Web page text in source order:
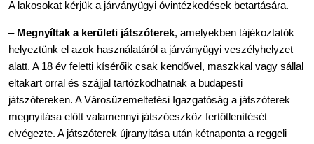
A lakosokat kérjük a járványügyi óvintézkedések betartására.
– Megnyíltak a kerületi játszóterek, amelyekben tájékoztatók
helyeztünk el azok használatáról a járványügyi veszélyhelyzet
alatt. A 18 év feletti kísérőik csak kendővel, maszkkal vagy sállal
eltakart orral és szájjal tartózkodhatnak a budapesti
játszótereken. A Városüzemeltetési Igazgatóság a játszóterek
megnyitása előtt valamennyi játszóeszköz fertőtlenítését
elvégezte. A játszóterek újranyitása után kétnaponta a reggeli